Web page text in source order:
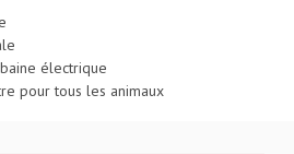
électrique
pour tous les animaux